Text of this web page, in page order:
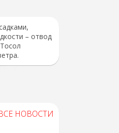
– отвод
НОВОСТИ